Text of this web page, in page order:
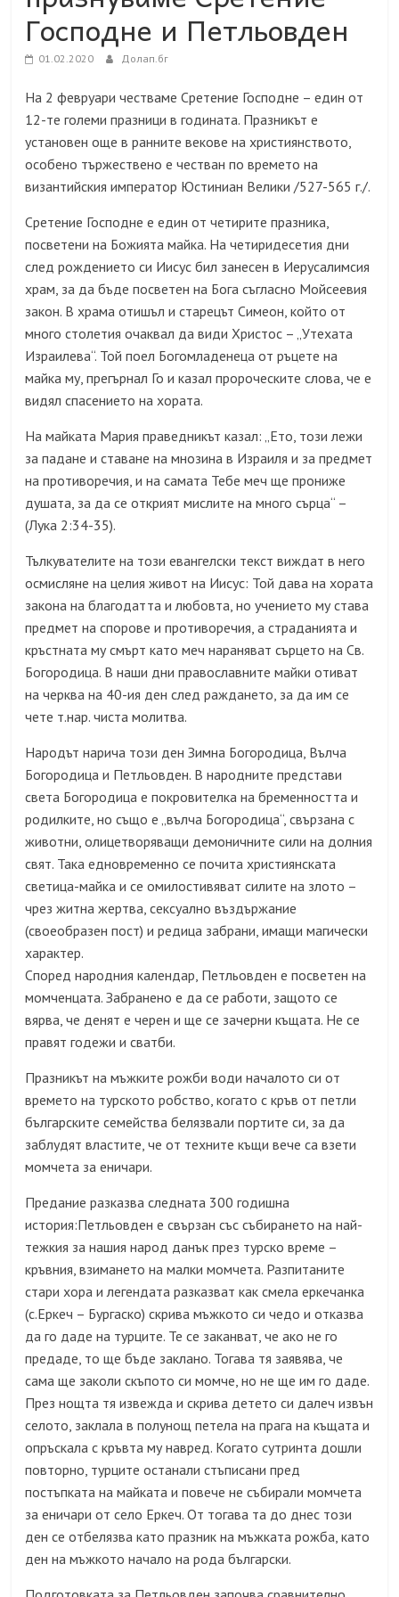
Господне и Петльовден
01.02.2020 Долап.бг
На 2 февруари честваме Сретение Господне – един от
12-те големи празници в годината. Празникът е
установен още в ранните векове на християнството,
особено тържествено е честван по времето на
византийския император Юстиниан Велики /527-565 г./.
Сретение Господне е един от четирите празника,
посветени на Божията майка. Начетиридесетия дни
след рождението си Иисус бил занесен в Иерусалимсия
храм, за да бъде посветен на Бога съгласно Мойсеевия
закон. В храма отишъл и старецът Симеон, който от
много столетия очаквал да види Христос – „Утехата
Израилева“. Той поел Богомладенеца от ръцете на
майка му, прегърнал Го и казал пророческите слова, че е
видял спасението на хората.
На майката Мария праведникът казал: „Ето, този лежи
за падане и ставане на мнозина в Израиля и за предмет
на противоречия, и на самата Тебе меч ще прониже
душата, за да се открият мислите на много сърца“ –
(Лука 2:34-35).
Тълкувателите на този евангелски текст виждат в него
осмисляне на целия живот на Иисус: Той дава на хората
закона на благодатта и любовта, но учението му става
предмет на спорове и противоречия, а страданията и
кръстната му смърт като меч нараняват сърцето на Св.
Богородица. В наши дни православните майки отиват
на черква на 40-ия ден след раждането, за да им се
чете т.нар. чиста молитва.
Народът нарича този ден Зимна Богородица, Вълча
Богородица и Петльовден. В народните представи
света Богородица е покровителка на бременността и
родилките, но също е „вълча Богородица“, свързана с
животни, олицетворяващи демоничните сили на долния
свят. Така едновременно се почита християнската
светица-майка и се омилостивяват силите на злото –
чрез житна жертва, сексуално въздържание
(своеобразен пост) и редица забрани, имащи магически
характер.
Според народния календар, Петльовден е посветен на
момченцата. Забранено е да се работи, защото се
вярва, че денят е черен и ще се зачерни къщата. Не се
правят годежи и сватби.
Празникът на мъжките рожби води началото си от
времето на турското робство, когато с кръв от петли
българските семейства белязвали портите си, за да
заблудят властите, че от техните къщи вече са взети
момчета за еничари.
Предание разказва следната 300 годишна
история:Петльовден е свързан със събирането на най-
тежкия за нашия народ данък през турско време –
кръвния, взимането на малки момчета. Разпитаните
стари хора и легендата разказват как смела еркечанка
(с.Еркеч – Бургаско) скрива мъжкото си чедо и отказва
да го даде на турците. Те се заканват, че ако не го
предаде, то ще бъде заклано. Тогава тя заявява, че
сама ще заколи скъпото си момче, но не ще им го даде.
През нощта тя извежда и скрива детето си далеч извън
селото, заклала в полунощ петела на прага на къщата и
опръскала с кръвта му навред. Когато сутринта дошли
повторно, турците останали стъписани пред
постъпката на майката и повече не събирали момчета
за еничари от село Еркеч. От тогава та до днес този
ден се отбелязва като празник на мъжката рожба, като
ден на мъжкото начало на рода български.